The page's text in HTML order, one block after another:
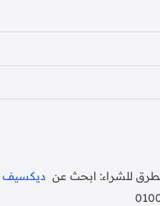
للشراء: ابحث عن ديكسيف